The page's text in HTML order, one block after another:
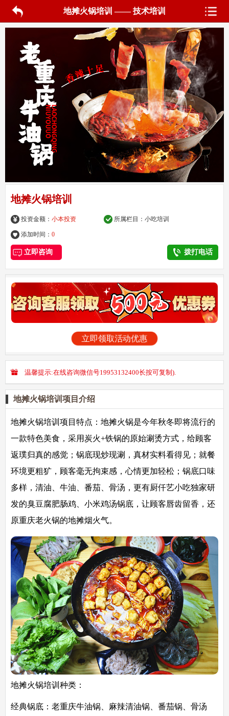
地摊火锅培训 —— 技术培训
地摊火锅培训
投资金额： 小本投资 所属栏目：小吃培训
添加时间： 0
立即咨询 拨打电话
立即领取活动优惠
温馨提示:在线咨询微信号19953132400长按可复制).
地摊火锅培训项目介绍
地摊火锅培训项目特点： 地摊火锅是今年秋冬即将流行的
一款特色美食，采用炭火+铁锅的原始涮烫方式，给顾客
返璞归真的感觉；锅底现炒现涮，真材实料看得见；就餐
环境更粗犷，顾客毫无拘束感，心情更加轻松；锅底口味
多样，清油、牛油、番茄、骨汤，更有厨仟艺小吃独家研
发的臭豆腐肥肠鸡、小米鸡汤锅底，让顾客唇齿留香，还
原重庆老火锅的地摊烟火气。
地摊火锅培训 种类：
经典锅底：老重庆牛油锅、麻辣清油锅、番茄锅、骨汤